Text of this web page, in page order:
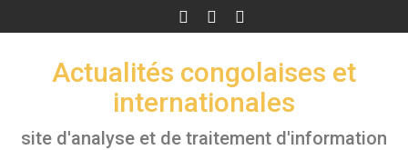
to
Actualités congolaises et
internationales
site d'analyse et de traitement d'information